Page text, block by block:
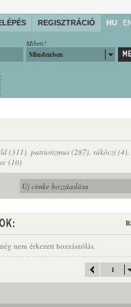
REGISZTRÁCIÓ HU
Miben?
Mindenben
(311), patriotizmus (287), rákóczi (4),
(10)
nem érkezett hozzászólás.
1